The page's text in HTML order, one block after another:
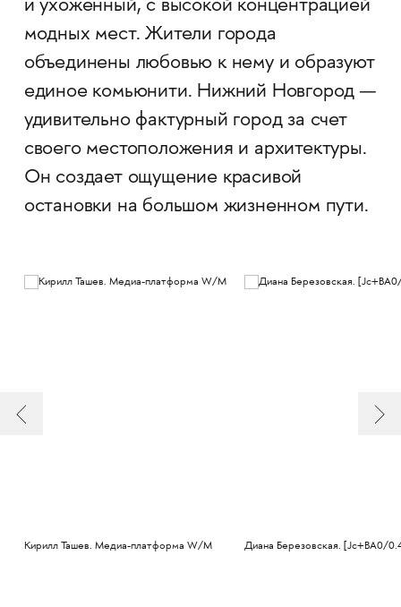
и ухоженный, с высокой концентрацией
модных мест. Жители города
объединены любовью к нему и образуют
единое комьюнити. Нижний Новгород —
удивительно фактурный город за счет
своего местоположения и архитектуры.
Он создает ощущение красивой
остановки на большом жизненном пути.
Кирилл Ташев. Медиа-платформа W/M Диана Березовская. [Jc+BA0/